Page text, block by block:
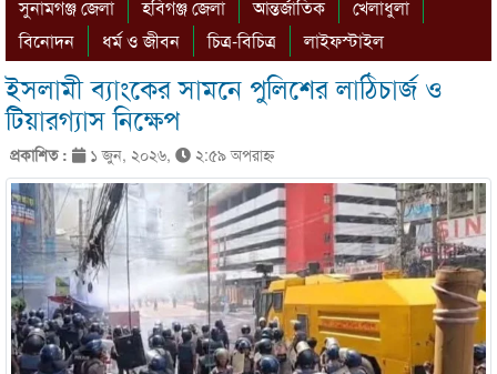
সুনামগঞ্জ জেলা
হবিগঞ্জ জেলা আন্তর্জাতিক
খেলাধুলা
বিনোদন
ধর্ম ও জীবন চিত্র-বিচিত্র লাইফস্টাইল
ইসলামী ব্যাংকের সামনে পুলিশের লাঠিচার্জ ও
টিয়ারগ্যাস নিক্ষেপ
প্রকাশিত : ১ জুন, ২০২৬, ২:৫৯ অপরাহ্ণ